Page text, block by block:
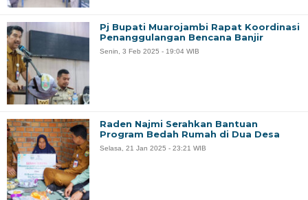
Pj Bupati Muarojambi Rapat Koordinasi
Penanggulangan Bencana Banjir
Senin, 3 Feb 2025 - 19:04 WIB
Raden Najmi Serahkan Bantuan
Program Bedah Rumah di Dua Desa
Selasa, 21 Jan 2025 - 23:21 WIB